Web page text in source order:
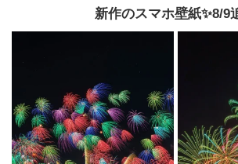
新作のスマホ壁紙✨️8/9